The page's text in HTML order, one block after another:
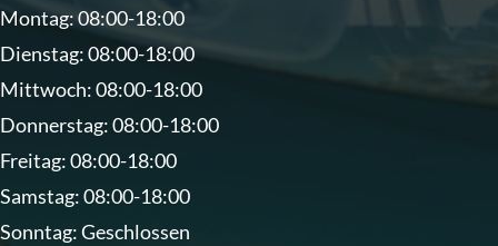
Montag: 08:00-18:00
Dienstag: 08:00-18:00
Mittwoch: 08:00-18:00
Donnerstag: 08:00-18:00
Freitag: 08:00-18:00
Samstag: 08:00-18:00
Sonntag: Geschlossen